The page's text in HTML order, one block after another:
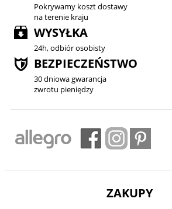
Pokrywamy koszt dostawy
na terenie kraju
WYSYŁKA
24h, odbiór osobisty
BEZPIECZEŃSTWO
30 dniowa gwarancja
zwrotu pieniędzy
ZAKUPY